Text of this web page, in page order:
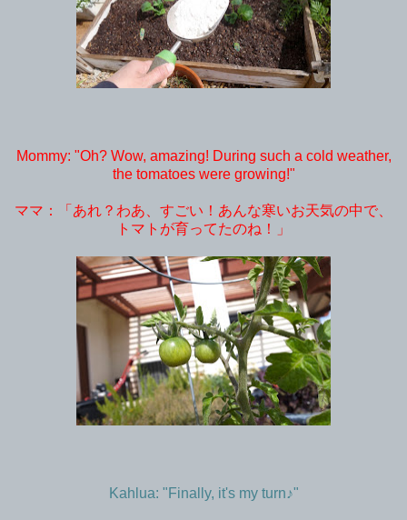
Mommy: "Oh? Wow, amazing! During such a cold weather,
the tomatoes were growing!"
ママ：「あれ？わあ、すごい！あんな寒いお天気の中で、
トマトが育ってたのね！」
Kahlua: "Finally, it's my turn♪"